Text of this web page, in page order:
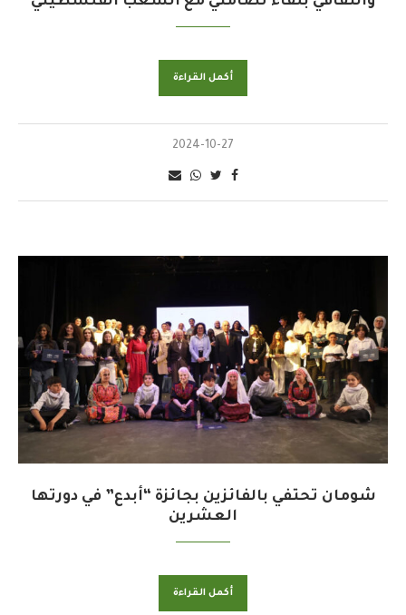
أكمل القراءة
2024-10-27
شومان تحتفي بالفائزين بجائزة “أبدع” في دورتها
العشرين
أكمل القراءة